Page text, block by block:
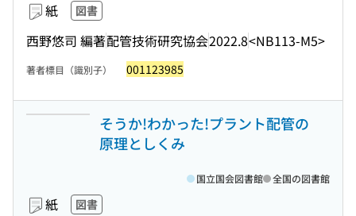
紙 図書
西野悠司 編著配管技術研究協会2022.8<NB113-M5>
著者標目（識別子） 001123985
そうか!わかった!プラント配管の
原理としくみ
紙 図書
国立国会図書館 全国の図書館